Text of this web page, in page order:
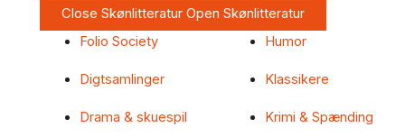
Close Skønlitteratur Open Skønlitteratur
Folio Society
Digtsamlinger
Drama & skuespil
Humor
Klassikere
Krimi & Spænding